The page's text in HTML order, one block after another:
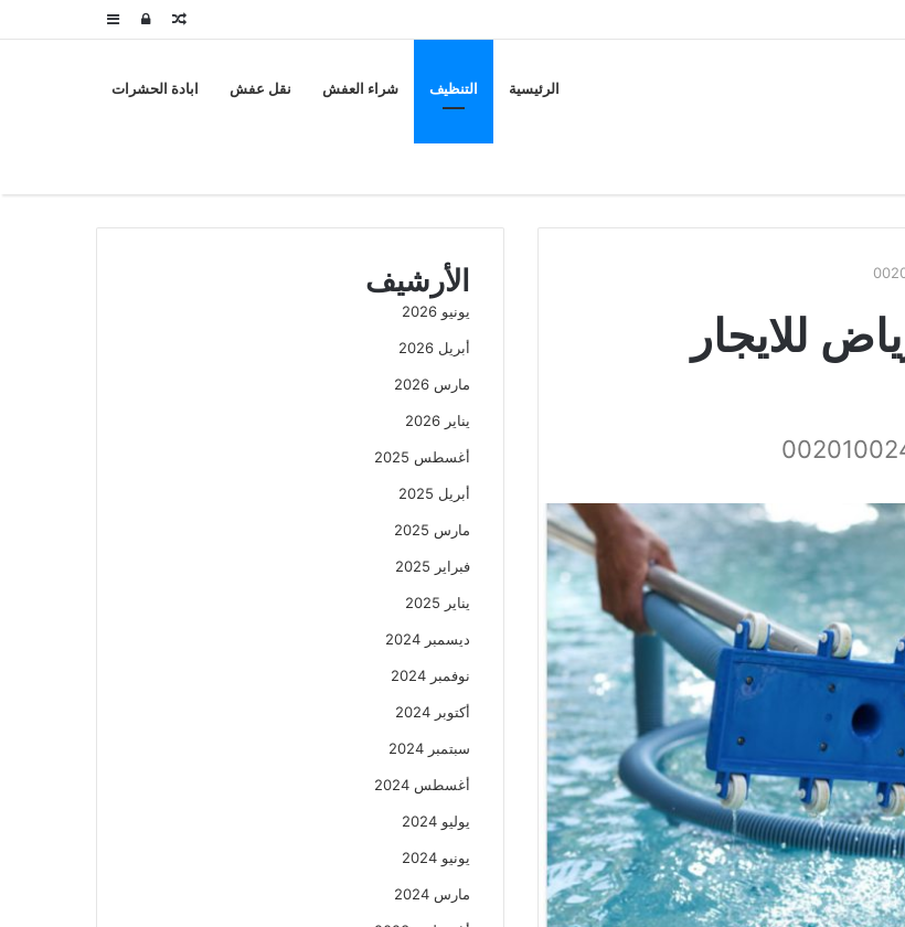
إضافةتسجيلمقال
الرئيسية التنظيف شراء العفش نقل عفش ابادة الحشرات
للايجار
الأرشيف
يونيو 2026
أبريل 2026
مارس 2026
يناير 2026
أغسطس 2025
أبريل 2025
مارس 2025
فبراير 2025
يناير 2025
ديسمبر 2024
نوفمبر 2024
أكتوبر 2024
سبتمبر 2024
أغسطس 2024
يوليو 2024
يونيو 2024
مارس 2024